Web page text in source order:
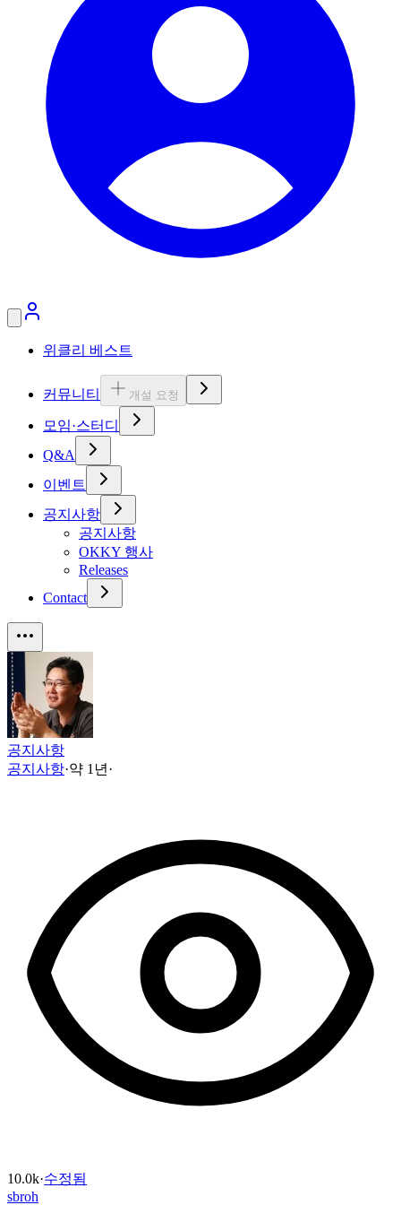
위클리 베스트
커뮤니티 개설 요청
모임·스터디
Q&A
이벤트
공지사항
공지사항
OKKY 행사
Releases
Contact
공지사항
공지사항·약 1년 ·
10.0k·수정됨
sbroh